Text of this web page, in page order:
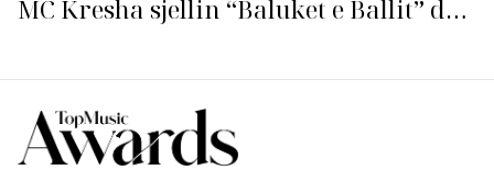
MC Kresha sjellin “Baluket e Ballit” dhe